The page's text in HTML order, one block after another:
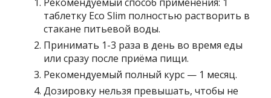
таблетку Eco Slim полностью растворить в
стакане питьевой воды.
Принимать 1-3 раза в день во время еды
или сразу после приёма пищи.
Рекомендуемый полный курс — 1 месяц.
Дозировку нельзя превышать, чтобы не